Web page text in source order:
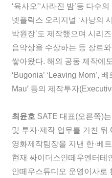
‘육사오’‘사라진 밤’등 다수
넷플릭스 오리지널 ‘사냥의
박원장’도 제작했으며 시리
음악상을 수상하는 등 장르
쌓아왔다. 해외 공동 제작에
‘Bugonia’ ‘Leaving Mom’,
Mau’ 등의 제작투자
최윤호 SATE 대표(오른쪽)
및 투자·제작 업무를 거친 뒤
영화제작팀장을 지낸 한·베
현재 싸이더스안떼우엔터테
안떼우스튜디오 운영이사로